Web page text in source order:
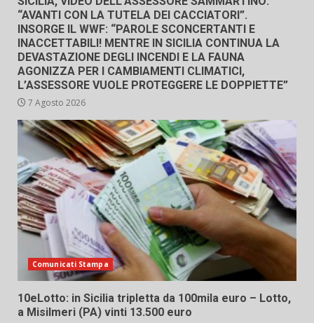
“AVANTI CON LA TUTELA DEI CACCIATORI”.
INSORGE IL WWF: “PAROLE SCONCERTANTI E
INACCETTABILI! MENTRE IN SICILIA CONTINUA LA
DEVASTAZIONE DEGLI INCENDI E LA FAUNA
AGONIZZA PER I CAMBIAMENTI CLIMATICI,
L’ASSESSORE VUOLE PROTEGGERE LE DOPPIETTE”
7 Agosto 2026
Comunicati Stampa
10eLotto: in Sicilia tripletta da 100mila euro – Lotto,
a Misilmeri (PA) vinti 13.500 euro